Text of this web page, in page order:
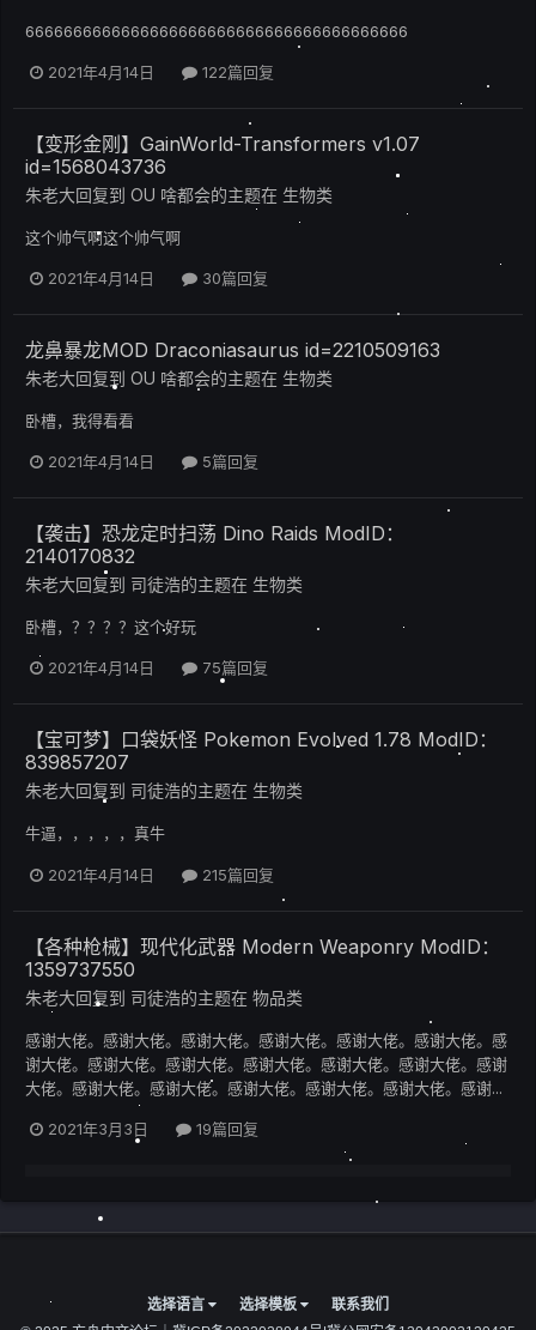
6666666666666666666666666666666666666666
2021年4月14日 122篇回复
【变形金刚】GainWorld-Transformers v1.07
id=1568043736
朱老大回复到 OU 啥都会的主题在 生物类
这个帅气啊这个帅气啊
2021年4月14日 30篇回复
龙鼻暴龙MOD Draconiasaurus id=2210509163
朱老大回复到 OU 啥都会的主题在 生物类
卧槽，我得看看
2021年4月14日 5篇回复
【袭击】恐龙定时扫荡 Dino Raids ModID：
2140170832
朱老大回复到 司徒浩的主题在 生物类
卧槽，？？？？这个好玩
2021年4月14日 75篇回复
【宝可梦】口袋妖怪 Pokemon Evolved 1.78 ModID：
839857207
朱老大回复到 司徒浩的主题在 生物类
牛逼，，，，，真牛
2021年4月14日 215篇回复
【各种枪械】现代化武器 Modern Weaponry ModID：
1359737550
朱老大回复到 司徒浩的主题在 物品类
感谢大佬。感谢大佬。感谢大佬。感谢大佬。感谢大佬。感谢大佬。感
谢大佬。感谢大佬。感谢大佬。感谢大佬。感谢大佬。感谢大佬。感谢
大佬。感谢大佬。感谢大佬。感谢大佬。感谢大佬。感谢大佬。感谢...
2021年3月3日 19篇回复
选择语言 选择模板
联系我们